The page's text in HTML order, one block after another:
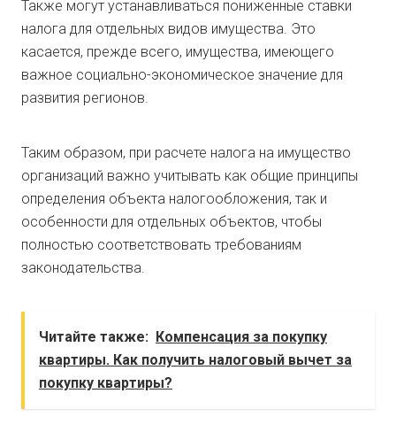
Также могут устанавливаться пониженные ставки
налога для отдельных видов имущества. Это
касается, прежде всего, имущества, имеющего
важное социально-экономическое значение для
развития регионов.
Таким образом, при расчете налога на имущество
организаций важно учитывать как общие принципы
определения объекта налогообложения, так и
особенности для отдельных объектов, чтобы
полностью соответствовать требованиям
законодательства.
Читайте также: Компенсация за покупку
квартиры. Как получить налоговый вычет за
покупку квартиры?